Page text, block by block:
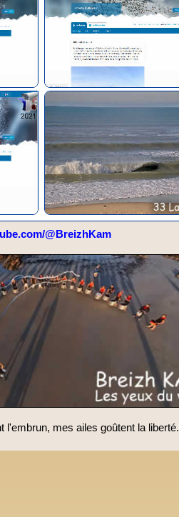
@BreizhKam
l'embrun, mes ailes goûtent la liberté.